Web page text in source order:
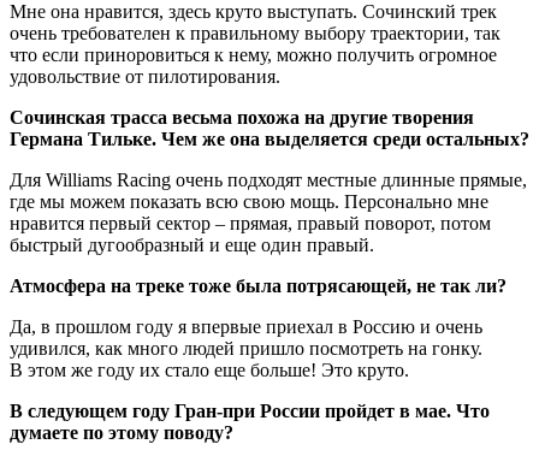
Мне она нравится, здесь круто выступать. Сочинский трек
очень требователен к правильному выбору траектории, так
что если приноровиться к нему, можно получить огромное
удовольствие от пилотирования.
Сочинская трасса весьма похожа на другие творения
Германа Тильке. Чем же она выделяется среди остальных?
Для Williams Racing очень подходят местные длинные прямые,
где мы можем показать всю свою мощь. Персонально мне
нравится первый сектор – прямая, правый поворот, потом
быстрый дуго­образный и еще один правый.
Атмосфера на треке тоже была потрясающей, не так ли?
Да, в прошлом году я впервые приехал в Россию и очень
удивился, как много людей пришло посмотреть на гонку.
В этом же году их стало еще больше! Это круто.
В следующем году Гран-при России пройдет в мае. Что
думаете по этому поводу?